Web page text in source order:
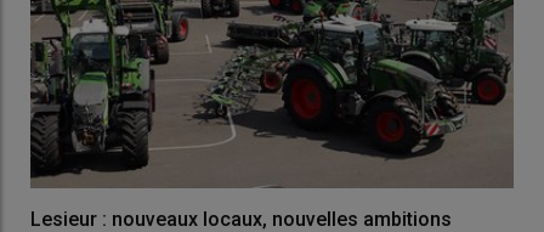
Lesieur : nouveaux locaux, nouvelles ambitions